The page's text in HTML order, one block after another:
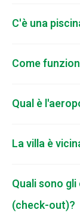
C'è una
Come
Qual è
La villa è
Quali sono
(check-out)?